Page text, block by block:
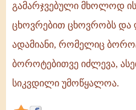
გამარჯვებული
მხოლოდ
ის
არის,
ვინც
სათნო
ცხოვრებით
გამარჯვებული მხოლოდ ის
ცხოვრებით ცხოვრობს და
ადამიანი, რომელიც
ბოროტებითვე იძლევა,
სიკვდილი უმოწყალოა.